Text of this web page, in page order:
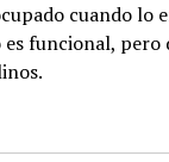
cuando lo
funcional, pero